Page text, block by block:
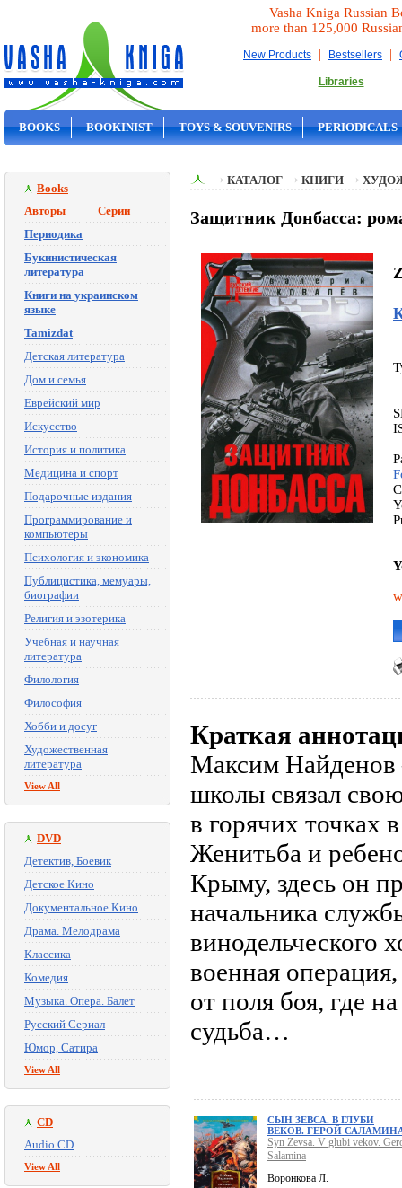
Vasha Kniga Russian
more than 125,000
New Products | Bestsellers |
Libraries
BOOKS BOOKINIST TOYS & SOUVENIRS PERIODICALS
Books
Авторы
Серии
Периодика
Букинистическая
литература
Книги на украинском
языке
Tamizdat
Детская литература
Дом и семья
Еврейский мир
Искусство
История и политика
Медицина и спорт
Подарочные издания
Программирование и
компьютеры
Психология и экономика
Публицистика, мемуары,
биографии
Религия и эзотерика
Учебная и научная
литература
Филология
Философия
Хобби и досуг
Художественная
литература
View All
DVD
Детектив, Боевик
Детское Кино
Документальное Кино
Драма. Мелодрама
Классика
Комедия
Музыка. Опера. Балет
Русский Сериал
Юмор, Сатира
View All
CD
Audio CD
View All
КАТАЛОГ КНИГИ
Защитник Донбасса:
Краткая
Максим Найденов
школы связал
в горячих точках
Женитьба и
Крыму, здесь он
начальника
винодельческого
военная
от поля боя, где
судьба…
СЫН ЗЕВСА. В ГЛУБИ
ВЕКОВ. ГЕРОЙ
Syn Zevsa. V glubi vekov.
Salamina
Воронкова Л.